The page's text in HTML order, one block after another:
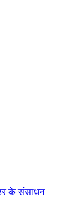
के संसाधन